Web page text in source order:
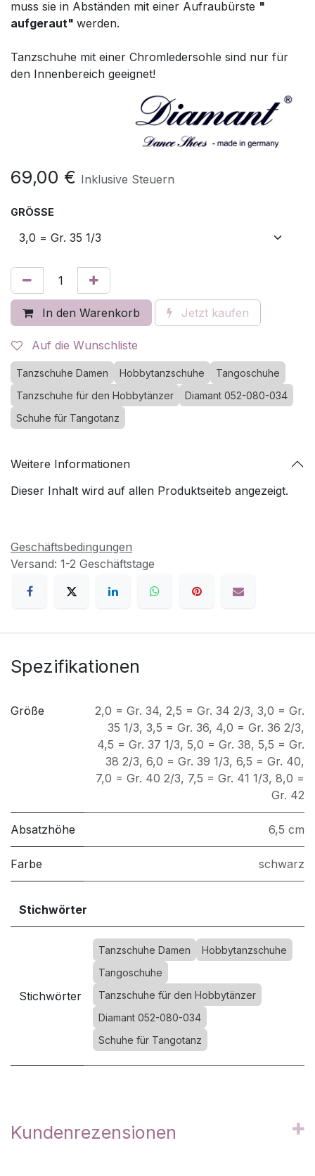
muss sie in Abständen mit einer Aufraubürste "
aufgeraut" werden.
Tanzschuhe mit einer Chromledersohle sind nur für
den Innenbereich geeignet!
69,00 € Inklusive Steuern
GRÖSSE
In den Warenkorb Jetzt kaufen
Auf die Wunschliste
Tanzschuhe Damen Hobbytanzschuhe
Tangoschuhe
Tanzschuhe für den Hobbytänzer
Diamant 052-080-034
Schuhe für Tangotanz
Weitere Informationen
Dieser Inhalt wird auf allen Produktseiteb angezeigt.
Geschäftsbedingungen
Versand: 1-2 Geschäftstage
Spezifikationen
Größe 2,0 = Gr. 34, 2,5 = Gr. 34 2/3, 3,0 = Gr.
35 1/3, 3,5 = Gr. 36, 4,0 = Gr. 36 2/3,
4,5 = Gr. 37 1/3, 5,0 = Gr. 38, 5,5 = Gr.
38 2/3, 6,0 = Gr. 39 1/3, 6,5 = Gr. 40,
7,0 = Gr. 40 2/3, 7,5 = Gr. 41 1/3, 8,0 =
Gr. 42
Absatzhöhe 6,5 cm
Farbe schwarz
Stichwörter
Stichwörter
Tanzschuhe Damen
Hobbytanzschuhe
Tangoschuhe
Tanzschuhe für den Hobbytänzer
Diamant 052-080-034
Schuhe für Tangotanz
Kundenrezensionen